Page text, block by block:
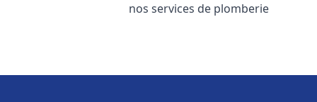
nos services de plomberie